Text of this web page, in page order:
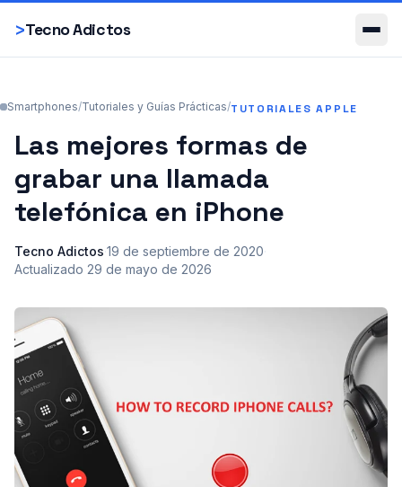
>Tecno Adictos
Smartphones
Smartphones/Tutoriales y Guías Prácticas/TUTORIALES APPLE
Las mejores formas de
grabar una llamada
telefónica en iPhone
Tecno Adictos·19 de septiembre de 2020·
Actualizado 29 de mayo de 2026